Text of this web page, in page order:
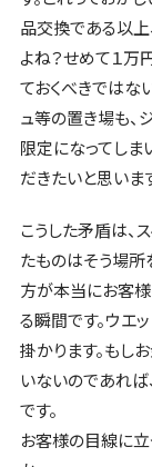
品交換である以上
よね？せめて１万
ておくべきではな
ュ等の置き場も、
限定になってしま
だきたいと思いま
こうした矛盾は、
たものはそう場所
方が本当にお客
る瞬間です。ウエ
掛かります。もし
いないのであれ
です。
お客様の目線に